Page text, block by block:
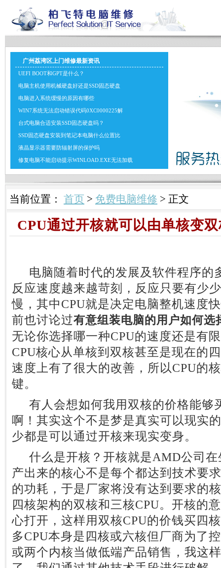
广州荔湾区上门维修最新资讯
UEFI BOOT和GPT是什么？
电脑主机使用机械硬盘好还是SSD固态硬盘
电脑进入系统缓慢的原因有哪些
WIN7系统无法启动错误代码0XC0000225解
台式电脑合适安装SSD固态硬盘吗？
SSD固态硬盘安装到笔记本电脑什么位置比
液晶显示器需要防辐射屏的保护吗
修复电脑不能启动提示WINLOAD.EXE无法加载
当前位置： 首页 > 免费电脑维修 > 正文
CPU通过开核就可以由单核变
电脑随着时代的发展及软件程序的
反应速度越来越苛刻，反应只要有少
慢，其中CPU就是决定电脑整机速度
前也讨论过有意组装电脑的用户如何选
无论你选择哪一种CPU的速度还是有
CPU核心从单核到双核甚至是现在的
速度上有了很大的改善，所以CPU的
键。
有人会想如何我用双核的价格能够
啊！其实这个不是梦是真实可以现实
少都是可以通过开核来现实变身。
什么是开核？开核就是AMD公司在
产出来的核心不是每个都达到技术要
的功耗，于是厂家将没有达到要求的
四核架构的双核和三核CPU。开核的
心打开，这样用双核CPU的价钱买四
多CPU本身是四核或六核但厂商为了
或两个内核当做低端产品销售，我这